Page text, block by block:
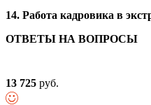
14. Работа кадровика в
ОТВЕТЫ НА ВОПРОСЫ
13 725 руб.